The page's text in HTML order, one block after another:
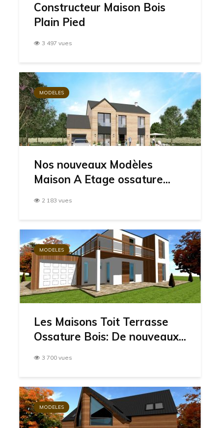
Constructeur Maison Bois
Plain Pied
3 497 vues
MODELES
Nos nouveaux Modèles
Maison A Etage ossature...
2 183 vues
MODELES
Les Maisons Toit Terrasse
Ossature Bois: De nouveaux...
3 700 vues
MODELES